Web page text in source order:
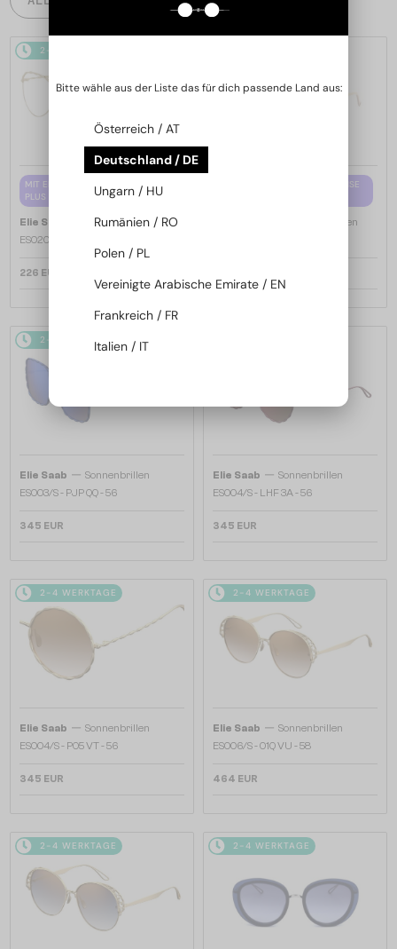
2-4 WERKTAGE
MIT EINER EINSTÄRKENGLASLINSE
PLUS 65 EUR
Elie Saab
Brillenfassungen
ES020 - J5G - 58
226 EUR
MIT EINER EINSTÄRKENGLASLINSE
Brillenfassungen
2-4 WERKTAGE
Elie Saab — Sonnenbrillen
ES003/S - PJP QQ - 56
345 EUR
Elie Saab — Sonnenbrillen
ES004/S - LHF 3A - 56
345 EUR
2-4 WERKTAGE
Elie Saab — Sonnenbrillen
ES004/S - PO5 VT - 56
345 EUR
2-4 WERKTAGE
Elie Saab — Sonnenbrillen
ES006/S - 01Q VU - 58
464 EUR
2-4 WERKTAGE 2-4 WERKTAGE
Bitte wähle aus der Liste das für dich passende Land aus:
Österreich / AT
Deutschland / DE
Ungarn / HU
Rumänien / RO
Polen / PL
Vereinigte Arabische Emirate / EN
Frankreich / FR
Italien / IT